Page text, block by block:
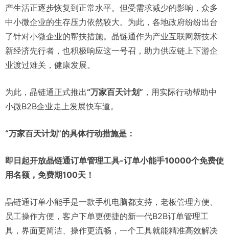
产生活正逐步恢复到正常水平。但受需求减少的影响，众多
中小微企业的生存压力依然较大。为此，各地政府纷纷出台
了针对小微企业的帮扶措施。晶链通作为产业互联网新技术
新经济先行者，也积极响应这一号召，助力供应链上下游企
业渡过难关，健康发展。
为此，晶链通正式推出“万家百天计划” ，用实际行动帮助中
小微B2B企业走上发展快车道。
“万家百天计划”的具体行动措施是：
即日起开放晶链通订单管理工具-订单小能手10000个免费使
用名额，免费期100天！
晶链通订单小能手是一款手机电脑都支持，老板管理方便、
员工操作方便，客户下单更便捷的新一代B2B订单管理工
具，界面更简洁、操作更流畅，一个工具就能精准高效解决